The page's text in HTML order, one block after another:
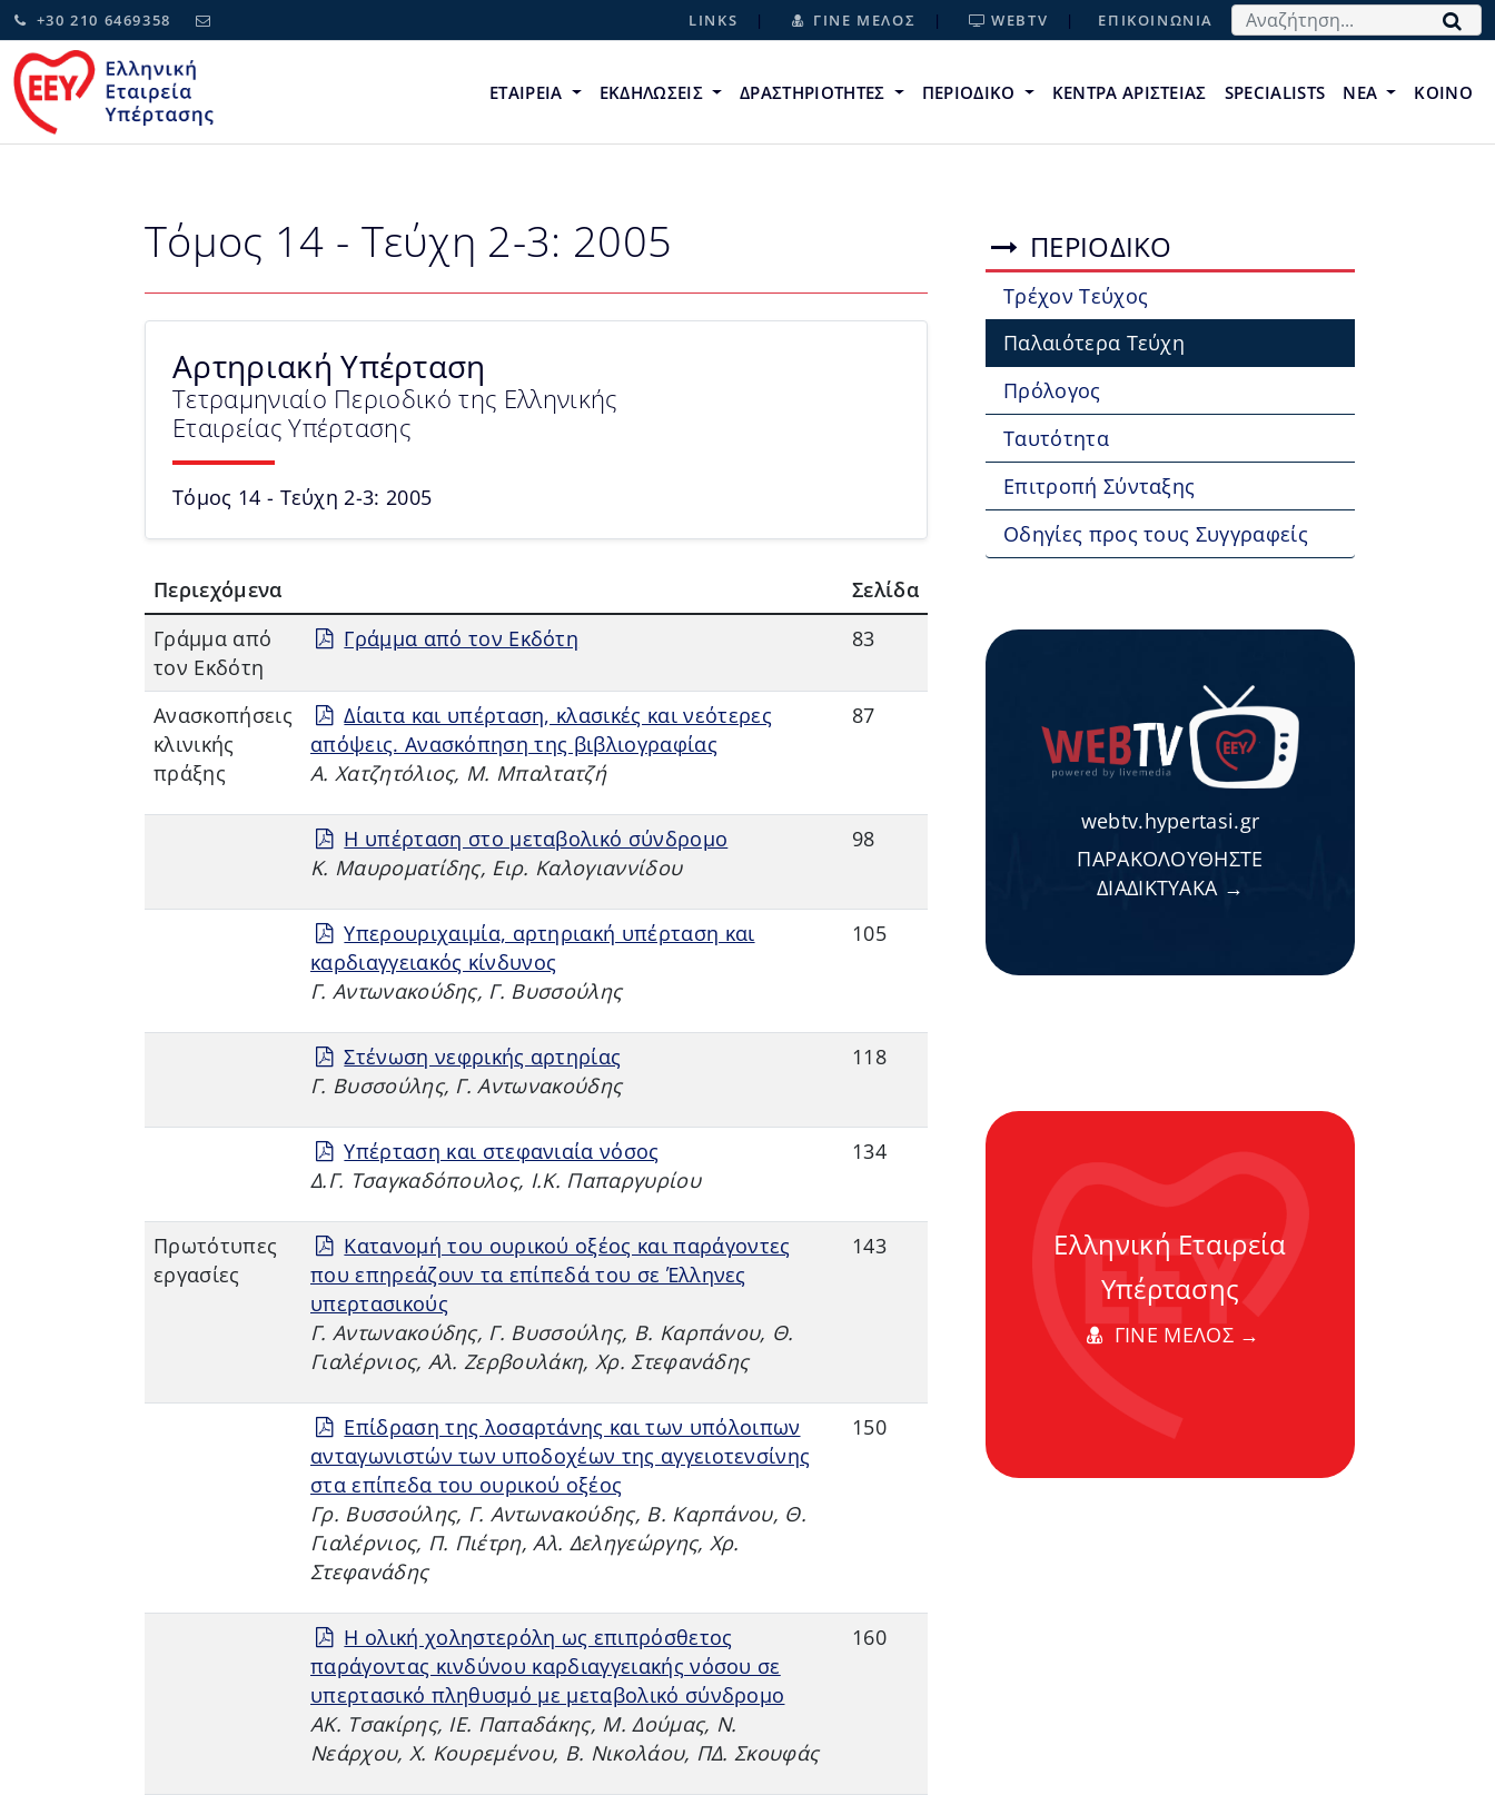
+30 210 6469358 LINKS ΓΙΝΕ ΜΕΛΟΣ WEBTV ΕΠΙΚΟΙΝΩΝΙΑ Αναζήτηση...
ΕΤΑΙΡΕΙΑ ΕΚΔΗΛΩΣΕΙΣ ΔΡΑΣΤΗΡΙΟΤΗΤΕΣ ΠΕΡΙΟΔΙΚΟ ΚΕΝΤΡΑ ΑΡΙΣΤΕΙΑΣ SPECIALISTS ΝΕΑ ΚΟΙΝΟ
Τόμος 14 - Τεύχη 2-3: 2005
Αρτηριακή Υπέρταση
Τετραμηνιαίο Περιοδικό της Ελληνικής
Εταιρείας Υπέρτασης
Τόμος 14 - Τεύχη 2-3: 2005
Περιεχόμενα
Σελίδα
Γράμμα από
τον Εκδότη
Γράμμα από τον Εκδότη 83
Aνασκοπήσεις
κλινικής
πράξης
Δίαιτα και υπέρταση, κλασικές και νεότερες
απόψεις. Ανασκόπηση της βιβλιογραφίας
Α. Χατζητόλιος, Μ. Μπαλτατζή
87
Η υπέρταση στο μεταβολικό σύνδρομο
Κ. Μαυροματίδης, Ειρ. Καλογιαννίδου
98
Υπερουριχαιμία, αρτηριακή υπέρταση και
καρδιαγγειακός κίνδυνος
Γ. Αντωνακούδης, Γ. Βυσσούλης
105
Στένωση νεφρικής αρτηρίας
Γ. Βυσσούλης, Γ. Αντωνακούδης
118
Υπέρταση και στεφανιαία νόσος
Δ.Γ. Τσαγκαδόπουλος, Ι.Κ. Παπαργυρίου
134
Πρωτότυπες
εργασίες
Κατανομή του ουρικού οξέος και παράγοντες
που επηρεάζουν τα επίπεδά του σε Έλληνες
υπερτασικούς
Γ. Αντωνακούδης, Γ. Βυσσούλης, Β. Καρπάνου, Θ.
Γιαλέρνιος, Αλ. Ζερβουλάκη, Χρ. Στεφανάδης
143
Επίδραση της λοσαρτάνης και των υπόλοιπων
ανταγωνιστών των υποδοχέων της αγγειοτενσίνης
στα επίπεδα του ουρικού οξέος
Γρ. Βυσσούλης, Γ. Αντωνακούδης, Β. Καρπάνου, Θ.
Γιαλέρνιος, Π. Πιέτρη, Αλ. Δεληγεώργης, Χρ.
Στεφανάδης
150
Η ολική χοληστερόλη ως επιπρόσθετος
παράγοντας κινδύνου καρδιαγγειακής νόσου σε
υπερτασικό πληθυσμό με μεταβολικό σύνδρομο
ΑΚ. Τσακίρης, ΙΕ. Παπαδάκης, Μ. Δούμας, Ν.
Νεάρχου, Χ. Κουρεμένου, Β. Νικολάου, ΠΔ. Σκουφάς
160
ΠΕΡΙΟΔΙΚΟ
Τρέχον Τεύχος
Παλαιότερα Τεύχη
Πρόλογος
Ταυτότητα
Επιτροπή Σύνταξης
Οδηγίες προς τους Συγγραφείς
webtv.hypertasi.gr
ΠΑΡΑΚΟΛΟΥΘΗΣΤΕ
ΔΙΑΔΙΚΤΥΑΚΑ →
Ελληνική Εταιρεία
Υπέρτασης
ΓΙΝΕ ΜΕΛΟΣ →